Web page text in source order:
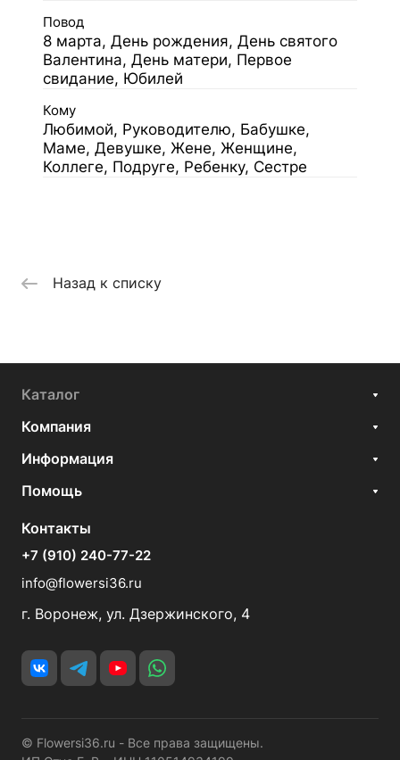
Повод
8 марта, День рождения, День святого
Валентина, День матери, Первое
свидание, Юбилей
Кому
Любимой, Руководителю, Бабушке,
Маме, Девушке, Жене, Женщине,
Коллеге, Подруге, Ребенку, Сестре
Назад к списку
Каталог
Компания
Информация
Помощь
Контакты
+7 (910) 240-77-22
info@flowersi36.ru
г. Воронеж, ул. Дзержинского, 4
© Flowersi36.ru - Все права защищены.